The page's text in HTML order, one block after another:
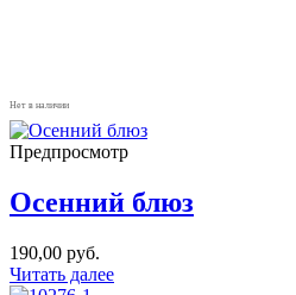
Нет в наличии
Предпросмотр
Осенний блюз
190,00 руб.
Читать далее